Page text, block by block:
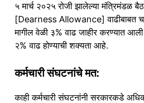
५ मार्च २०२५ रोजी झालेल्या मंत्रिमंडळ
[Dearness Allowance] वाढीबाबत
मागील वेळी ३% वाढ जाहीर करण्यात आली
२% वाढ होण्याची शक्यता आहे.
कर्मचारी संघटनांचे मत:
काही कर्मचारी संघटनांनी सरकारकडे